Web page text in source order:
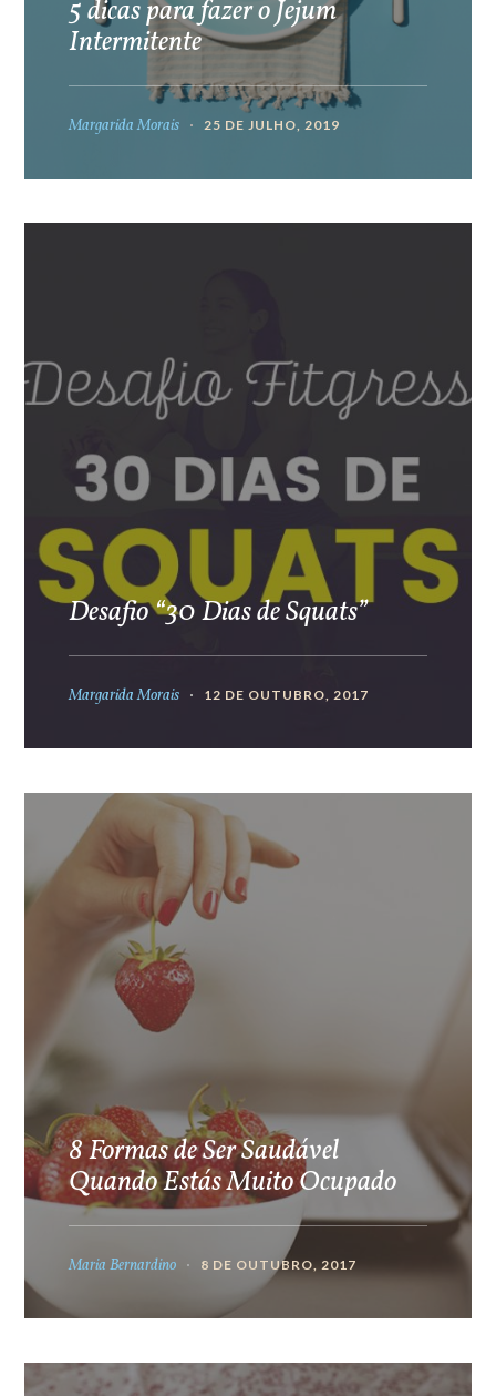
5 dicas para fazer o Jejum
Intermitente
Margarida Morais 25 DE JULHO, 2019
Desafio “30 Dias de Squats”
Margarida Morais 12 DE OUTUBRO, 2017
8 Formas de Ser Saudável
Quando Estás Muito Ocupado
Maria Bernardino 8 DE OUTUBRO, 2017